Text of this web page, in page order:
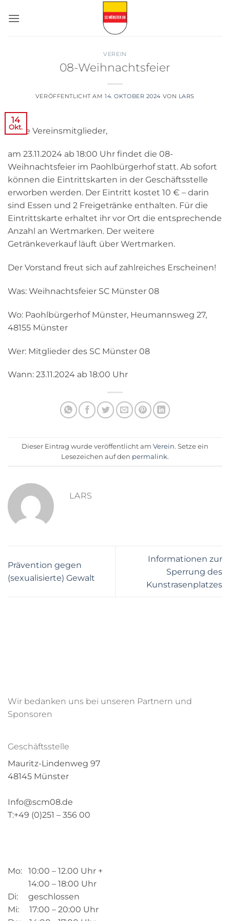
Inhalt
VEREIN
08-Weihnachtsfeier
VERÖFFENTLICHT AM14. OKTOBER 2024 VON LARS
14
Okt.
Liebe Vereinsmitglieder,
am 23.11.2024 ab 18:00 Uhr findet die 08-
Weihnachtsfeier im Paohlbürgerhof statt. Ab sofort
können die Eintrittskarten in der Geschäftsstelle
erworben werden. Der Eintritt kostet 10 € – darin
sind Essen und 2 Freigetränke enthalten. Für die
Eintrittskarte erhaltet ihr vor Ort die entsprechende
Anzahl an Wertmarken. Der weitere
Getränkeverkauf läuft über Wertmarken.
Der Vorstand freut sich auf zahlreiches Erscheinen!
Was: Weihnachtsfeier SC Münster 08
Wo: Paohlbürgerhof Münster, Heumannsweg 27,
48155 Münster
Wer: Mitglieder des SC Münster 08
Wann: 23.11.2024 ab 18:00 Uhr
Dieser Eintrag wurde veröffentlicht am Verein. Setze ein
Lesezeichen auf den permalink.
LARS
Prävention gegen
(sexualisierte) Gewalt
Informationen zur
Sperrung des
Kunstrasenplatzes
Wir bedanken uns bei unseren Partnern und
Sponsoren
Geschäftsstelle
Mauritz-Lindenweg 97
48145 Münster
Info@scm08.de
T:+49 (0)251 – 356 00
Mo: 10:00 – 12.00 Uhr +
14:00 – 18:00 Uhr
Di: geschlossen
Mi: 17:00 – 20:00 Uhr